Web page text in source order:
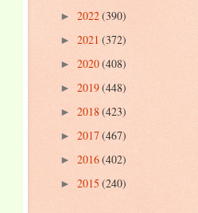
► 2022(390)
► 2021 (372)
► 2020(408)
► 2019(448)
► 2018(423)
► 2017(467)
► 2016(402)
► 2015 (240)